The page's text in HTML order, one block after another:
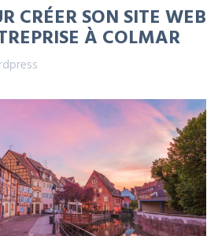
CRÉER SON SITE WEB
À COLMAR